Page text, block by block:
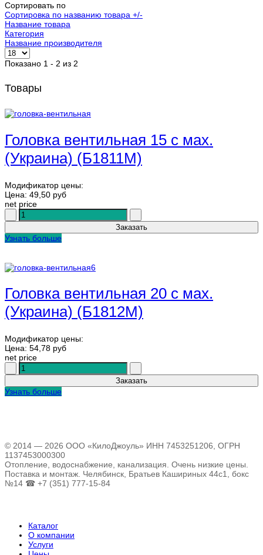
Сортировать по
Сортировка по названию товара +/-
Название товара
Категория
Название производителя
Показано 1 - 2 из 2
Товары
Головка вентильная 15 с мах.
(Украина) (Б1811М)
Модификатор цены:
Цена: 49,50 руб
net price
Узнать больше
Головка вентильная 20 с мах.
(Украина) (Б1812М)
Модификатор цены:
Цена: 54,78 руб
net price
Узнать больше
© 2014 — 2026 ООО «КилоДжоуль» ИНН 7453251206, ОГРН
1137453000300
Отопление, водоснабжение, канализация. Очень низкие цены.
Поставка и монтаж. Челябинск, Братьев Кашириных 44с1, бокс
№14 ☎ +7 (351) 777-15-84
Каталог
О компании
Услуги